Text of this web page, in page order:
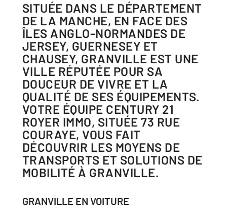
SITUÉE DANS LE DÉPARTEMENT
DE LA MANCHE, EN FACE DES
ÎLES ANGLO-NORMANDES DE
JERSEY, GUERNESEY ET
CHAUSEY, GRANVILLE EST UNE
VILLE RÉPUTÉE POUR SA
DOUCEUR DE VIVRE ET LA
QUALITÉ DE SES ÉQUIPEMENTS.
VOTRE ÉQUIPE CENTURY 21
ROYER IMMO, SITUÉE 73 RUE
COURAYE, VOUS FAIT
DÉCOUVRIR LES MOYENS DE
TRANSPORTS ET SOLUTIONS DE
MOBILITÉ À GRANVILLE.
GRANVILLE EN VOITURE